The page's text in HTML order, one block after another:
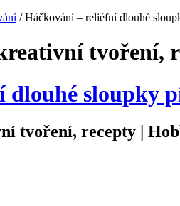
/ Háčkování – reliéfní dlouhé
tvoření,
sloupky
tvoření, recepty |